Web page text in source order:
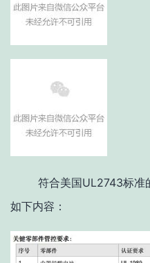
符合美国UL2743标准的
如下内容：